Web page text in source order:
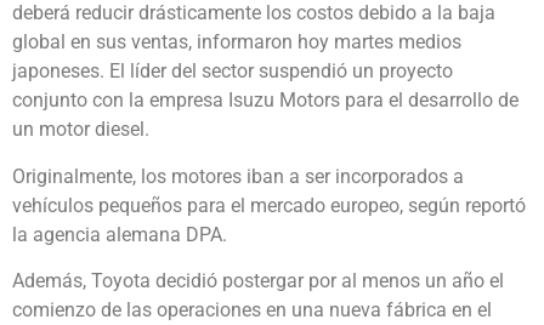
deberá reducir drásticamente los costos debido a la baja
global en sus ventas, informaron hoy martes medios
japoneses. El líder del sector suspendió un proyecto
conjunto con la empresa Isuzu Motors para el desarrollo de
un motor diesel.
Originalmente, los motores iban a ser incorporados a
vehículos pequeños para el mercado europeo, según reportó
la agencia alemana DPA.
Además, Toyota decidió postergar por al menos un año el
comienzo de las operaciones en una nueva fábrica en el